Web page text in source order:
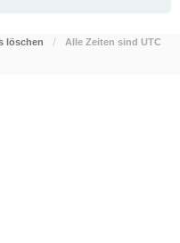
löschen Alle Zeiten sind UTC